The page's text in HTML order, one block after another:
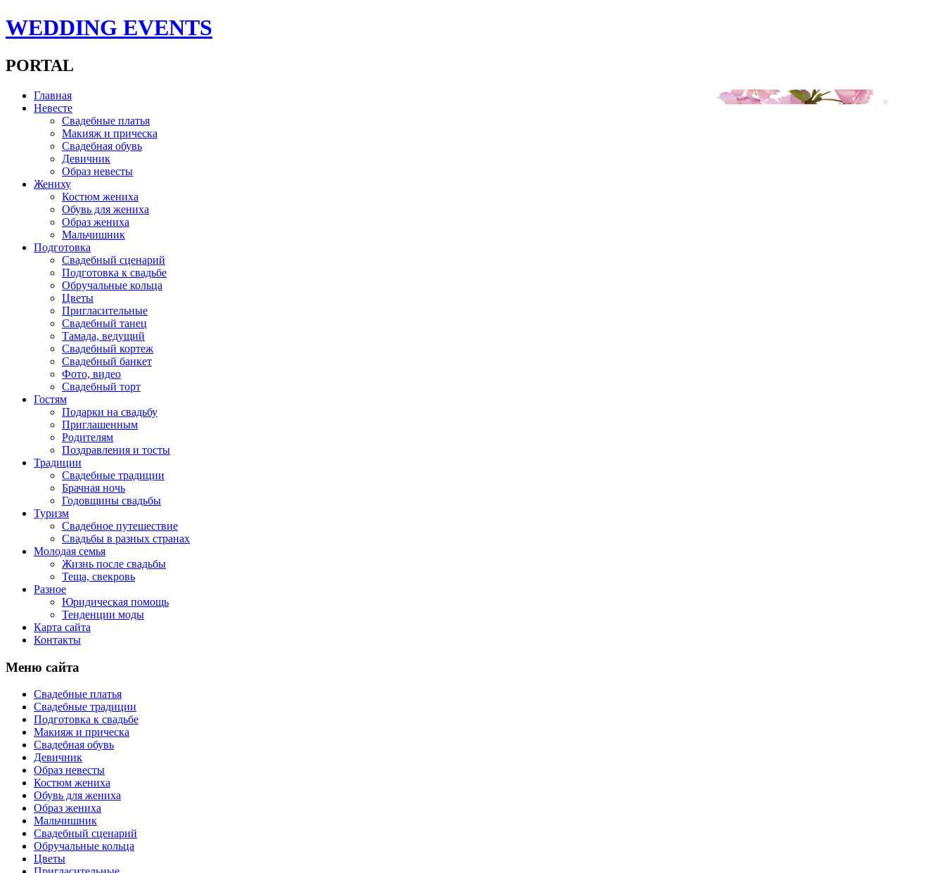
WEDDING EVENTS
PORTAL
Главная
Невесте
Свадебные платья
Макияж и прическа
Свадебная обувь
Девичник
Образ невесты
Жениху
Костюм жениха
Обувь для жениха
Образ жениха
Мальчишник
Подготовка
Свадебный сценарий
Подготовка к свадьбе
Обручальные кольца
Цветы
Пригласительные
Свадебный танец
Тамада, ведущий
Свадебный кортеж
Свадебный банкет
Фото, видео
Свадебный торт
Гостям
Подарки на свадьбу
Приглашенным
Родителям
Поздравления и тосты
Традиции
Свадебные традиции
Брачная ночь
Годовщины свадьбы
Туризм
Свадебное путешествие
Свадьбы в разных странах
Молодая семья
Жизнь после свадьбы
Теща, свекровь
Разное
Юридическая помощь
Тенденции моды
Карта сайта
Контакты
Меню сайта
Свадебные платья
Свадебные традиции
Подготовка к свадьбе
Макияж и прическа
Свадебная обувь
Девичник
Образ невесты
Костюм жениха
Обувь для жениха
Образ жениха
Мальчишник
Свадебный сценарий
Обручальные кольца
Цветы